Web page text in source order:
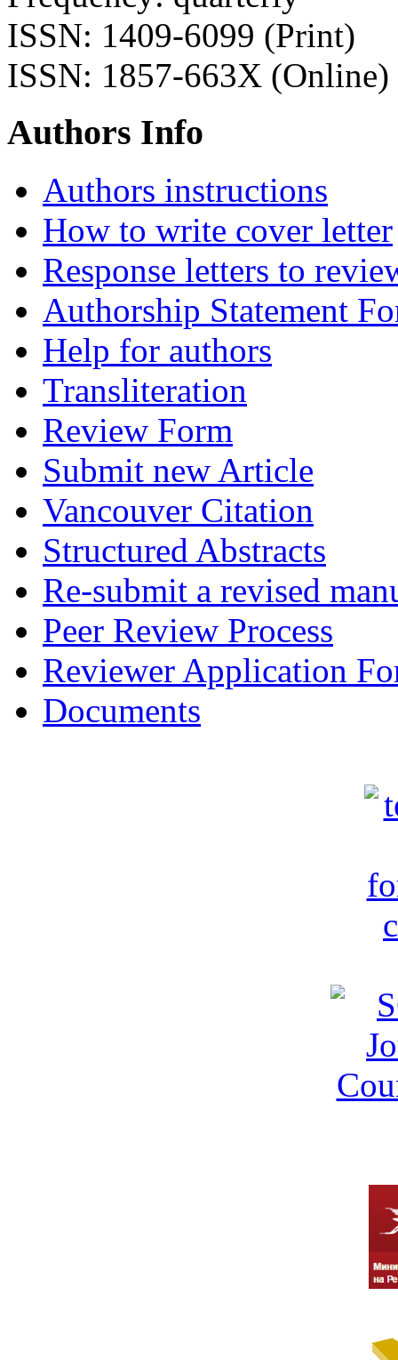
ISSN: 1409-6099 (Print)
ISSN: 1857-663X (Online)
Authors Info
Authors instructions
How to write cover letter
Response letters to
Authorship Statement
Help for authors
Transliteration
Review Form
Submit new Article
Vancouver Citation
Structured Abstracts
Re-submit a revised
Peer Review Process
Reviewer Application
Documents